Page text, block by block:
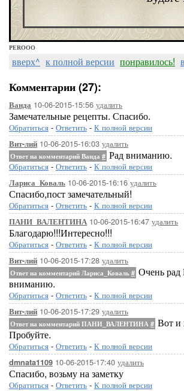
PEROOO
вверх^ к полной версии понравилось!
Комментарии (27):
Ванда 10-06-2015-15:56 удалить
Замечательные рецепты. Спасибо.
Обратиться - Ответить - К полной версии
Вит-лий 10-06-2015-16:03 удалить
Ответ на комментарий Ванда # Рад вниманию.
Обратиться - Ответить - К полной версии
Лариса_Коваль 10-06-2015-16:16 удалить
Спасибо,пост замечательный!
Обратиться - Ответить - К полной версии
ПАНИ_ВАЛЕНТИНА 10-06-2015-16:47 удалить
Благодарю!!!Интересно!!!
Обратиться - Ответить - К полной версии
Вит-лий 10-06-2015-17:28 удалить
Ответ на комментарий Лариса_Коваль # Очень
вниманию.
Обратиться - Ответить - К полной версии
Вит-лий 10-06-2015-17:29 удалить
Ответ на комментарий ПАНИ_ВАЛЕНТИНА # Вот и
Пробуйте.
Обратиться - Ответить - К полной версии
dmnata1109 10-06-2015-17:40 удалить
Спасибо, возьму на заметку
Обратиться - Ответить - К полной версии